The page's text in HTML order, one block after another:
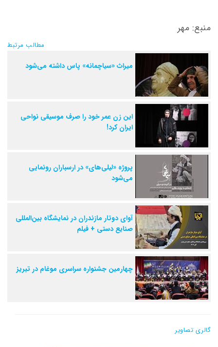
منبع: مهر
مطالب مرتبط
میراث «سیاچمانه» پاس داشته می‌شود
این زن عمر خود را صرف موسیقی نواحی
ایران کرد!
پروژه «لیلی‌های» در ارسباران رونمایی
می‌شود
آوای دوتار مازندران در نمایشگاه بین‌المللی
صنایع دستی + فیلم
چهارمین جشنواره سراسری موغام در تبریز
گالری تصاویر